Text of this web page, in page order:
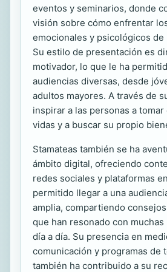
eventos y seminarios, donde
visión sobre cómo enfrentar
emocionales y psicológicos de
Su estilo de presentación es
motivador, lo que le ha
audiencias diversas, desde
adultos mayores. A través de
inspirar a las personas a
vidas y a buscar su propio
Stamateas también se ha
ámbito digital, ofreciendo
redes sociales y plataformas
permitido llegar a una
amplia, compartiendo
que han resonado con
día a día. Su presencia en
comunicación y programas de
también ha contribuido a su